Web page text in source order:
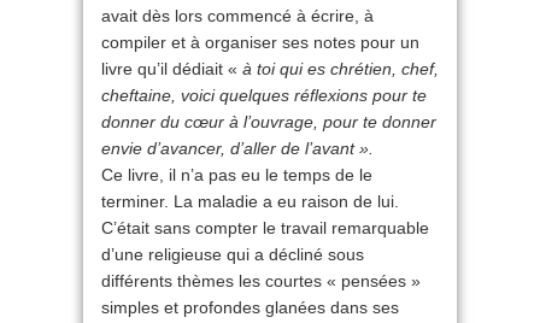
avait dès lors commencé à écrire, à
compiler et à organiser ses notes pour un
livre qu’il dédiait « à toi qui es chrétien, chef,
cheftaine, voici quelques réflexions pour te
donner du cœur à l’ouvrage, pour te donner
envie d’avancer, d’aller de l’avant ».
Ce livre, il n’a pas eu le temps de le
terminer. La maladie a eu raison de lui.
C’était sans compter le travail remarquable
d’une religieuse qui a décliné sous
différents thèmes les courtes « pensées »
simples et profondes glanées dans ses